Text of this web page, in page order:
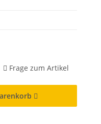
Frage zum Artikel